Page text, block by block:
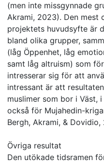
(men inte missgynnade
Akrami, 2023). Den mest
projektets huvudsyfte är
bland olika grupper,
(låg Öppenhet, låg
samt låg altruism) som
intresserar sig för att
intressant är att
muslimer som bor i Väst,
också för Mujahedin-
Bergh, Akrami, & Dovidio,
Övriga resultat
Den utökade tidsramen